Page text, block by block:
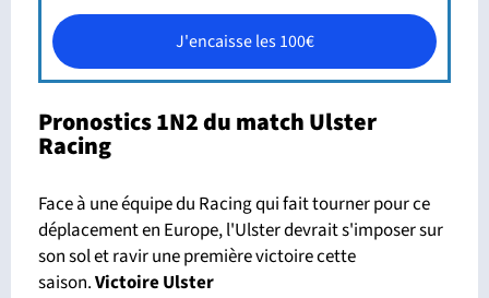
J'encaisse les 100€
Pronostics 1N2 du match Ulster
Racing
Face à une équipe du Racing qui fait tourner pour ce
déplacement en Europe, l'Ulster devrait s'imposer sur
son sol et ravir une première victoire cette
saison.Victoire Ulster